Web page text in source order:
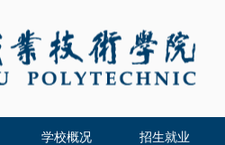
学校概况 招生就业